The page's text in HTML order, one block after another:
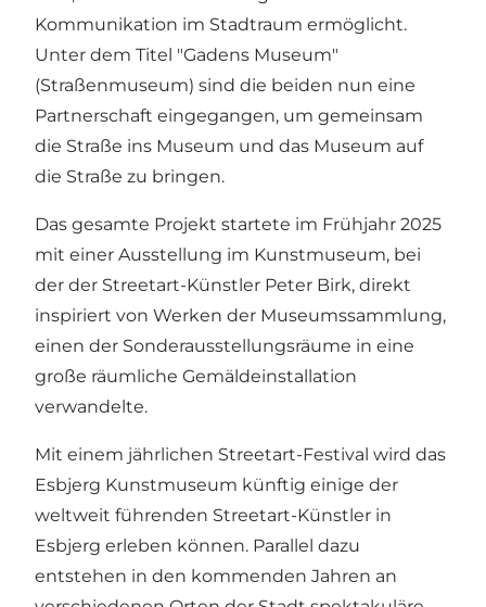
Kommunikation im Stadtraum ermöglicht.
Unter dem Titel "Gadens Museum"
(Straßenmuseum) sind die beiden nun eine
Partnerschaft eingegangen, um gemeinsam
die Straße ins Museum und das Museum auf
die Straße zu bringen.
Das gesamte Projekt startete im Frühjahr 2025
mit einer Ausstellung im Kunstmuseum, bei
der der Streetart-Künstler Peter Birk, direkt
inspiriert von Werken der Museumssammlung,
einen der Sonderausstellungsräume in eine
große räumliche Gemäldeinstallation
verwandelte.
Mit einem jährlichen Streetart-Festival wird das
Esbjerg Kunstmuseum künftig einige der
weltweit führenden Streetart-Künstler in
Esbjerg erleben können. Parallel dazu
entstehen in den kommenden Jahren an